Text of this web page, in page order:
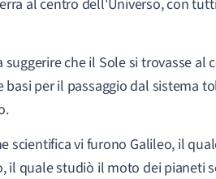
al centro dell'Universo, con
suggerire che il Sole si trovasse
per il passaggio dal sistema
scientifica vi furono Galileo, il
il quale studiò il moto dei pianeti